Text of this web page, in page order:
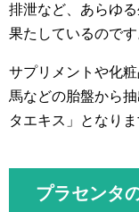
排泄など、あらゆ
果たしているのです
サプリメントや化
馬などの胎盤から
タエキス」となりま
プラセンタ